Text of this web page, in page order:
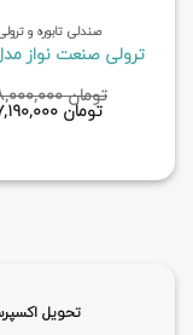
صندلی تابوره و
ترولی صنعت نواز مدل
تومان۸,۰۰۰,۰۰۰
قیمت
اصلی
تومان
تحویل